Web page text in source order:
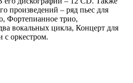
произведений – ряд пьес для
Фортепианное трио,
вокальных цикла, Концерт для
с оркестром.